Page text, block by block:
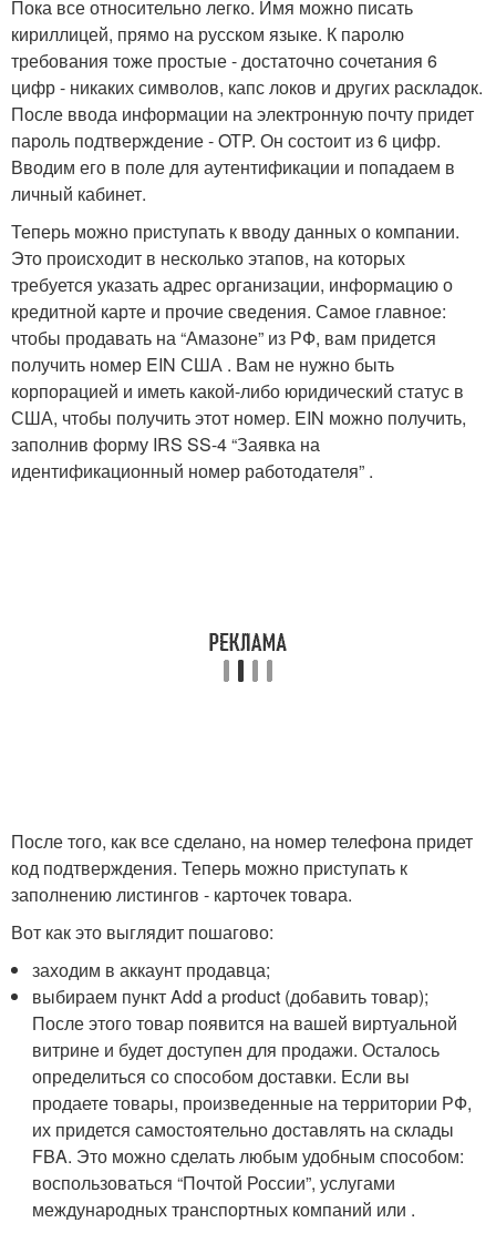
Пока все относительно легко. Имя можно писать
кириллицей, прямо на русском языке. К паролю
требования тоже простые - достаточно сочетания 6
цифр - никаких символов, капс локов и других раскладок.
После ввода информации на электронную почту придет
пароль подтверждение - OTP. Он состоит из 6 цифр.
Вводим его в поле для аутентификации и попадаем в
личный кабинет.
Теперь можно приступать к вводу данных о компании.
Это происходит в несколько этапов, на которых
требуется указать адрес организации, информацию о
кредитной карте и прочие сведения. Самое главное:
чтобы продавать на “Амазоне” из РФ, вам придется
получить номер EIN США . Вам не нужно быть
корпорацией и иметь какой-либо юридический статус в
США, чтобы получить этот номер. EIN можно получить,
заполнив форму IRS SS-4 “Заявка на
идентификационный номер работодателя” .
После того, как все сделано, на номер телефона придет
код подтверждения. Теперь можно приступать к
заполнению листингов - карточек товара.
Вот как это выглядит пошагово:
заходим в аккаунт продавца;
выбираем пункт Add a product (добавить товар);
После этого товар появится на вашей виртуальной
витрине и будет доступен для продажи. Осталось
определиться со способом доставки. Если вы
продаете товары, произведенные на территории РФ,
их придется самостоятельно доставлять на склады
FBA. Это можно сделать любым удобным способом:
воспользоваться “Почтой России”, услугами
международных транспортных компаний или .